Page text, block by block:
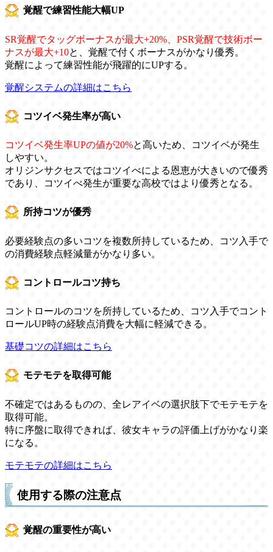
覚醒で練習性能大幅UP
SR覚醒でタッグボーナスが最大+20%、PSR覚醒で技術ボー
ナスが最大+10と、覚醒で付くボーナスがかなり優秀。
覚醒によって練習性能が飛躍的にUPする。
覚醒システムの詳細はこちら
コツイベ発生率が高い
コツイベ発生率UPの値が20%と高いため、コツイベが発生
しやすい。
オリジンサクセスではコツイべによる恩恵が大きいので優秀
であり、コツイべ発生が重要な高校ではより優秀となる。
所持コツが優秀
必要経験点の多いコツを複数所持しているため、コツ入手で
の消費経験点軽減量がかなり多い。
コントロールコツ持ち
コントロールのコツを所持しているため、コツ入手でコント
ロールUP時の経験点消費を大幅に軽減できる。
基礎コツの詳細はこちら
モテモテを取得可能
不確定ではあるものの、全レアイベの選択肢下でモテモテを
取得可能。
特に序盤に取得できれば、彼女キャラの評価上げがかなり楽
になる。
モテモテの詳細はこちら
使用する際の注意点
覚醒の重要性が高い